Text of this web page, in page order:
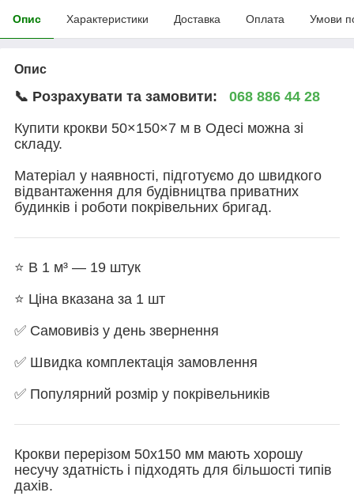
Опис Характеристики Доставка Оплата Умови
Опис
📞 Розрахувати та замовити: 068 886 44 28
Купити крокви 50×150×7 м в Одесі можна зі
складу.
Матеріал у наявності, підготуємо до швидкого
відвантаження для будівництва приватних
будинків і роботи покрівельних бригад.
⭐ В 1 м³ — 19 штук
⭐ Ціна вказана за 1 шт
✅ Самовивіз у день звернення
✅ Швидка комплектація замовлення
✅ Популярний розмір у покрівельників
Крокви перерізом 50х150 мм мають хорошу
несучу здатність і підходять для більшості типів
дахів.